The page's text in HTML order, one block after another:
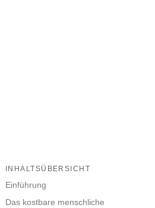
INHALTSÜBERSICHT
Einführung
Das kostbare menschliche